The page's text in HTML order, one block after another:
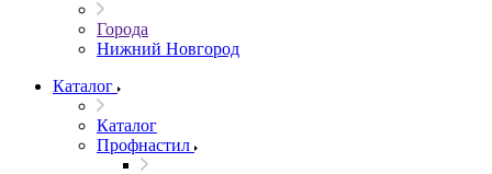
Города
Нижний Новгород
Каталог
Каталог
Профнастил